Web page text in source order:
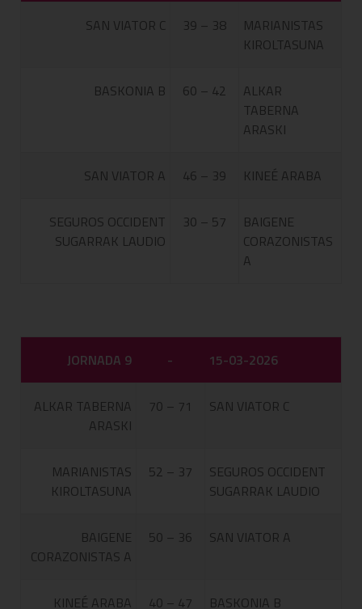
SAN VIATOR C 39 – 38
MARIANISTAS
KIROLTASUNA
BASKONIA B 60 – 42
ALKAR
TABERNA
ARASKI
SAN VIATOR A 46 – 39 KINEÉ ARABA
SEGUROS OCCIDENT
SUGARRAK LAUDIO
30 – 57
BAIGENE
CORAZONISTAS
A
JORNADA 9 - 15-03-2026
ALKAR TABERNA
ARASKI
70 – 71 SAN VIATOR C
MARIANISTAS
KIROLTASUNA
52 – 37
SEGUROS OCCIDENT
SUGARRAK LAUDIO
BAIGENE
CORAZONISTAS A
50 – 36 SAN VIATOR A
KINEÉ ARABA 40 – 47 BASKONIA B